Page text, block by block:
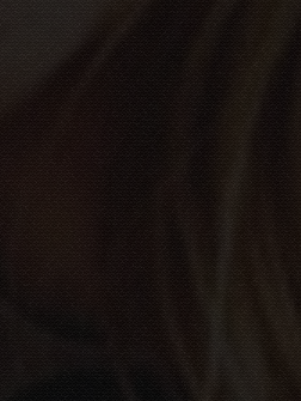
MIRACLE (VIP MIX)
2020.10.15 09:41
KUNG FU (EXTENDED MIX)
2020.10.11 21:00